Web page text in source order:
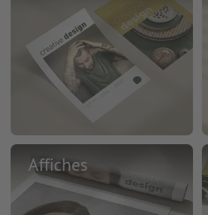
Affiches